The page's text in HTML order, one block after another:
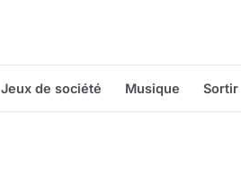
Jeux de société Musique Sortir